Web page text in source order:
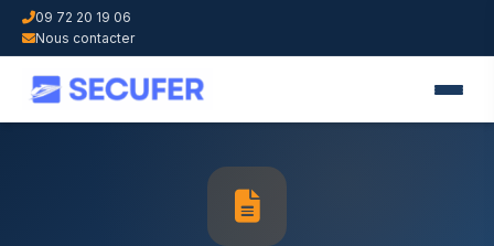
09 72 20 19 06
Nous contacter